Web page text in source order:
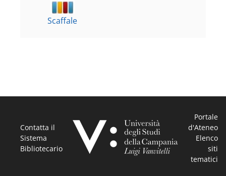
Scaffale
Contatta il
Sistema
Bibliotecario
Portale
d'Ateneo
Elenco
siti
tematici